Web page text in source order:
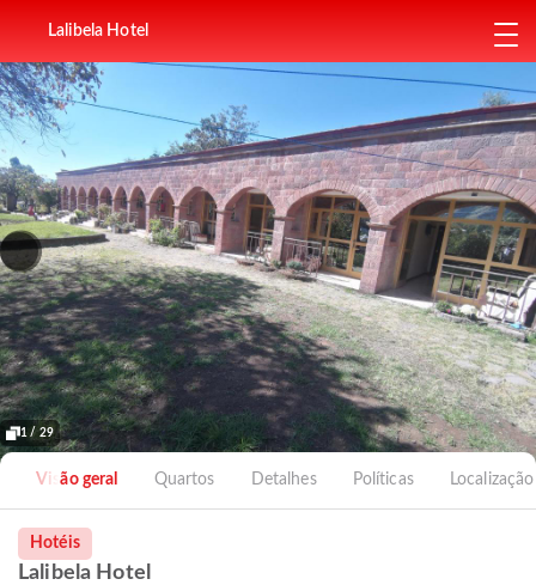
Lalibela Hotel
1 / 29
Visão geral Quartos Detalhes Políticas Localização
Hotéis
Lalibela Hotel